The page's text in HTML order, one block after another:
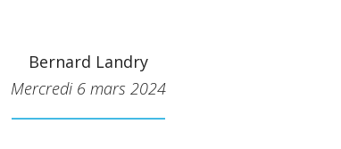
Bernard Landry
Mercredi 6 mars 2024